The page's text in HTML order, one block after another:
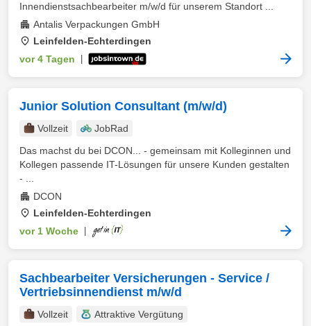
Innendienstsachbearbeiter m/w/d für unserem Standort ...
Antalis Verpackungen GmbH
Leinfelden-Echterdingen
vor 4 Tagen
Junior Solution Consultant (m/w/d)
Vollzeit
JobRad
Das machst du bei DCON... - gemeinsam mit Kolleginnen und
Kollegen passende IT-Lösungen für unsere Kunden gestalten
- ...
DCON
Leinfelden-Echterdingen
vor 1 Woche
Sachbearbeiter Versicherungen - Service /
Vertriebsinnendienst m/w/d
Vollzeit
Attraktive Vergütung